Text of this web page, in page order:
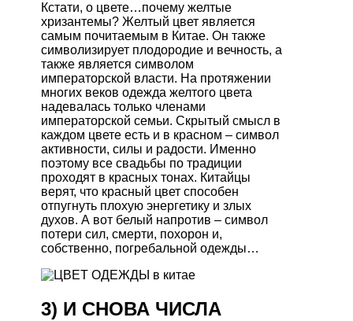
Кстати, о цвете…почему желтые
хризантемы? Желтый цвет является
самым почитаемым в Китае. Он также
символизирует плодородие и вечность, а
также является символом
императорской власти. На протяжении
многих веков одежда желтого цвета
надевалась только членами
императорской семьи. Скрытый смысл в
каждом цвете есть и в красном – символ
активности, силы и радости. Именно
поэтому все свадьбы по традиции
проходят в красных тонах. Китайцы
верят, что красный цвет способен
отпугнуть плохую энергетику и злых
духов. А вот белый напротив – символ
потери сил, смерти, похорон и,
собственно, погребальной одежды…
3) И СНОВА ЧИСЛА